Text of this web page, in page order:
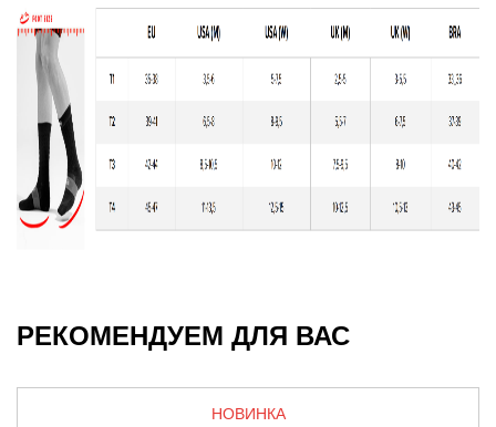
РЕКОМЕНДУЕМ ДЛЯ ВАС
НОВИНКА